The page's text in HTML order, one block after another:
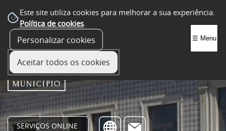
Este site utiliza cookies para melhorar a sua experiência.
Política de cookies.
Personalizar cookies
Aceitar todos os cookies
SERVIÇOS ONLINE
☰ Menu